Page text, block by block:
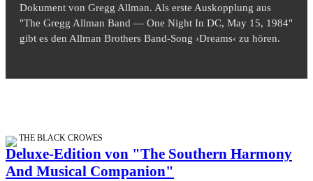
Dokument von Gregg Allman. Als erste Auskopplung aus
"The Gregg Allman Band — One Night In DC, May 15, 1984"
gibt es den Allman Brothers Band-Song ›Dreams‹ zu hören.
THE BLACK CROWES
Deluxe-Edition von "The Southern Harmony
And Musical Companion"